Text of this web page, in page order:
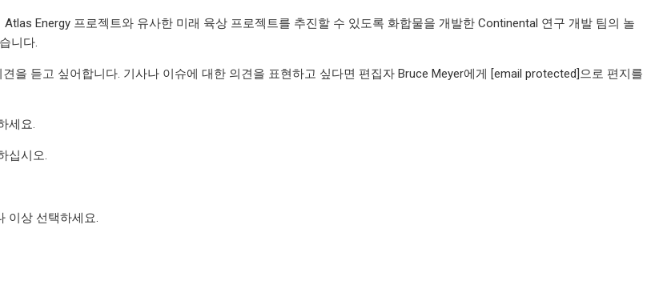
Energy 프로젝트와 유사한 미래 육상 프로젝트를 추진할 수 있도록 화합물을 개발한 Continental 연구 개발 팀의 놀
니다.
을 듣고 싶어합니다. 기사나 이슈에 대한 의견을 표현하고 싶다면 편집자 Bruce Meyer에게 [email protected]으로 편지를
세요.
십시오.
이상 선택하세요.